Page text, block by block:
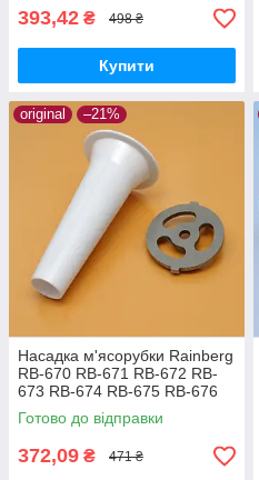
393,42 ₴ 498 ₴
Купити
original –21%
Насадка м'ясорубки Rainberg
RB-670 RB-671 RB-672 RB-
673 RB-674 RB-675 RB-676
RB-6303 RB-6304 RB-6305
для ковбаси
Готово до відправки
372,09 ₴ 471 ₴